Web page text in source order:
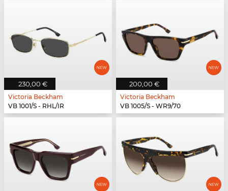
230,00 €
Victoria Beckham
VB 1001/S - RHL/IR
200,00 €
Victoria Beckham
VB 1005/S - WR9/70